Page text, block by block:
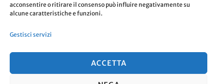
acconsentire o ritirare il consenso può influire negativamente su
alcune caratteristiche e funzioni.
Gestisci servizi
ACCETTA
Aggiornato Il 12 Ottobre 2020 Leggi